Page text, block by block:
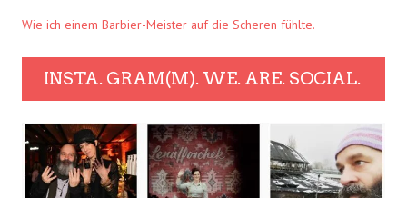
Wie ich einem Barbier-Meister auf die Scheren fühlte.
INSTA. GRAM(M). WE. ARE. SOCIAL.